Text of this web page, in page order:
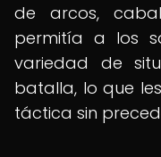
de arcos,
permitía a los
variedad de
batalla, lo que
táctica sin